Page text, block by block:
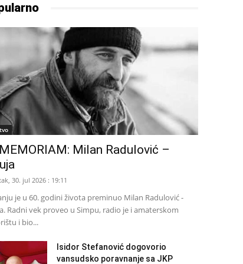
Milan Radulović –
30. jul 2026 : 19:11
je u 60. godini života preminuo Milan Radulović -
Radni vek proveo u Simpu, radio je i amaterskom
i bio...
Isidor Stefanović dogovorio
vansudsko poravnanje sa JKP